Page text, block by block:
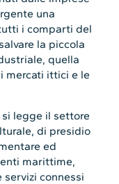
una
i comparti del
la piccola
quella
mercati ittici e le
si legge il settore
di presidio
ed
marittime,
connessi